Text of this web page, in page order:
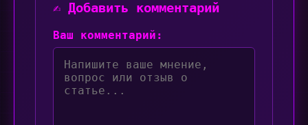
✍️ Добавить комментарий
Ваш комментарий: